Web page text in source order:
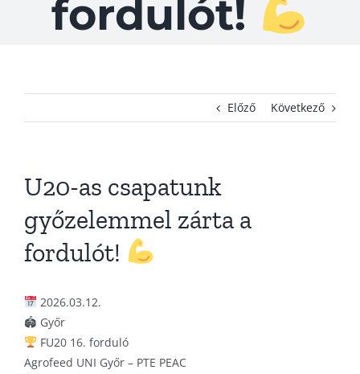
fordulót!
Előző Következő
U20-as csapatunk
győzelemmel zárta a
fordulót!
2026.03.12.
🏟 Győr
FU20 16. forduló
Agrofeed UNI Győr – PTE PEAC